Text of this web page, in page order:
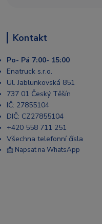
Kontakt
Po- Pá 7:00- 15:00
Enatruck s.r.o.
Ul. Jablunkovská 851
737 01 Český Těšín
IČ: 27855104
DIČ: CZ27855104
+420 558 711 251
Všechna telefonní čísla
📩 Napsat na WhatsApp